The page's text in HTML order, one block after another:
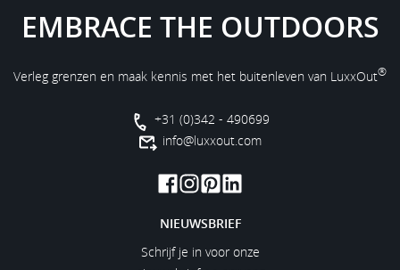
EMBRACE THE OUTDOORS
Verleg grenzen en maak kennis met het buitenleven van LuxxOut®
+31 (0)342 - 490699
info@luxxout.com
NIEUWSBRIEF
Schrijf je in voor onze